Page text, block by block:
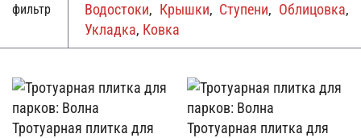
фильтр
Водостоки, Крышки, Ступени, Облицовка,
Укладка, Ковка
Тротуарная плитка для
Тротуарная плитка для